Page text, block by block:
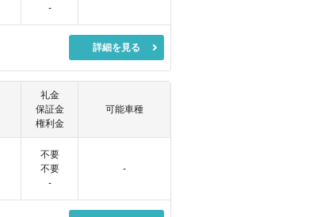
-
詳細を見る
礼金
保証金
権利金
可能車種
不要
不要
-
-